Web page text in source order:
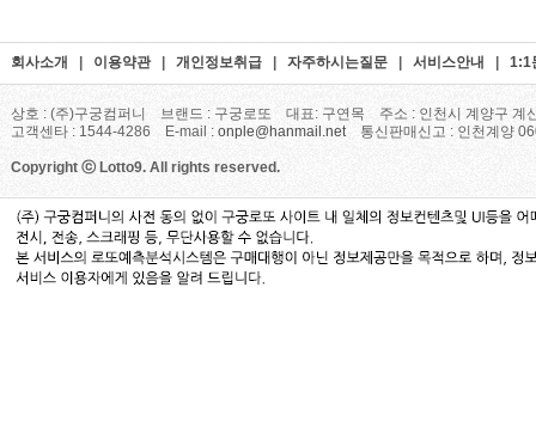
회사소개 이용약관| 개인정보취급 자주하시는질문 서비스안내 1:1
상호 : (주)구궁컴퍼니 브랜드 : 구궁로또 대표: 구연목 주소 : 인천시 계양구 계
고객센타 : 1544-4286 E-mail : onple@hanmail.net통신판매신고 : 인천계양
Copyright ⓒ Lotto9. All rights reserved.